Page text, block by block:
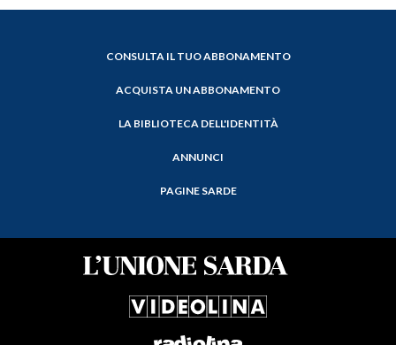
CONSULTA IL TUO ABBONAMENTO
ACQUISTA UN ABBONAMENTO
LA BIBLIOTECA DELL'IDENTITÀ
ANNUNCI
PAGINE SARDE